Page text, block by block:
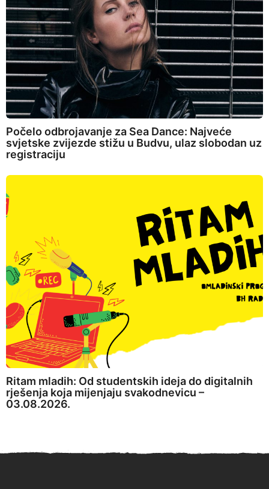
Počelo odbrojavanje za Sea Dance: Najveće
svjetske zvijezde stižu u Budvu, ulaz slobodan uz
registraciju
Ritam mladih: Od studentskih ideja do digitalnih
rješenja koja mijenjaju svakodnevicu –
03.08.2026.